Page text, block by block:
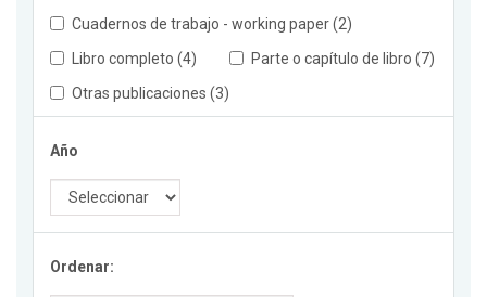
Cuadernos de trabajo - working paper (2)
Libro completo (4)
Parte o capítulo de libro (7)
Otras publicaciones (3)
Año
Ordenar: